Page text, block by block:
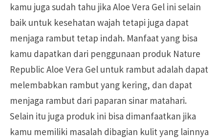
kamu juga sudah tahu jika Aloe Vera Gel ini selain
baik untuk kesehatan wajah tetapi juga dapat
menjaga rambut tetap indah. Manfaat yang bisa
kamu dapatkan dari penggunaan produk Nature
Republic Aloe Vera Gel untuk rambut adalah dapat
melembabkan rambut yang kering, dan dapat
menjaga rambut dari paparan sinar matahari.
Selain itu juga produk ini bisa dimanfaatkan jika
kamu memiliki masalah dibagian kulit yang lainnya